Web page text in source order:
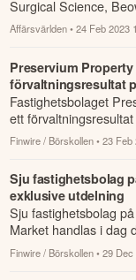
Surgical Science,
Preservium samt
Branschsvep ...
Affärsvärlden • 24 Feb 2023
Preservium
förvaltningsresultat
Fastighetsbolaget
ett
kvartalet 2022.
Finwire / Börskollen • 23
Sju fastighetsbolag
exklusive utdelning
Sju fastighetsbolag
Market handlas i dag
rätt till utdelning,
Finwire / Börskollen • 29